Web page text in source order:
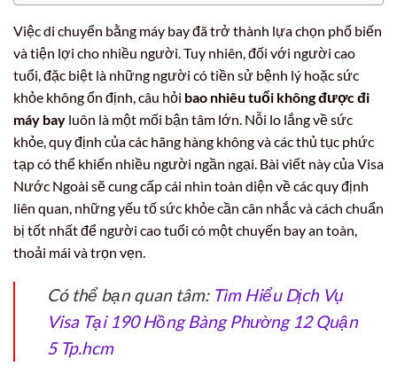
Việc di chuyển bằng máy bay đã trở thành lựa chọn phổ biến
và tiện lợi cho nhiều người. Tuy nhiên, đối với người cao
tuổi, đặc biệt là những người có tiền sử bệnh lý hoặc sức
khỏe không ổn định, câu hỏi bao nhiêu tuổi không được đi
máy bay luôn là một mối bận tâm lớn. Nỗi lo lắng về sức
khỏe, quy định của các hãng hàng không và các thủ tục phức
tạp có thể khiến nhiều người ngần ngại. Bài viết này của Visa
Nước Ngoài sẽ cung cấp cái nhìn toàn diện về các quy định
liên quan, những yếu tố sức khỏe cần cân nhắc và cách chuẩn
bị tốt nhất để người cao tuổi có một chuyến bay an toàn,
thoải mái và trọn vẹn.
Có thể bạn quan tâm: Tìm Hiểu Dịch Vụ
Visa Tại 190 Hồng Bàng Phường 12 Quận
5 Tp.hcm